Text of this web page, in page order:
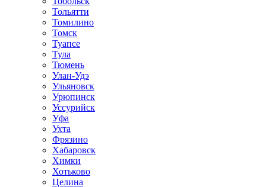
Тольятти
Томилино
Томск
Туапсе
Тула
Тюмень
Улан-Удэ
Ульяновск
Урюпинск
Уссурийск
Уфа
Ухта
Фрязино
Хабаровск
Химки
Хотьково
Целина